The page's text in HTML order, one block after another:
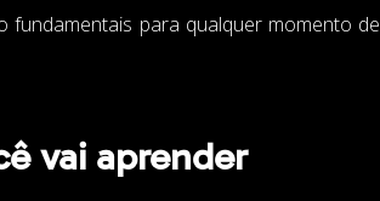
fundamentais para qualquer momento de
vai aprender